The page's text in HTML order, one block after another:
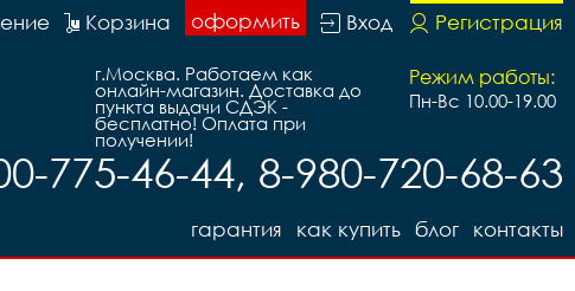
Регистрация
Вход
оформить
Корзина
Режим работы:
Пн-Вс 10.00-19.00
г.Москва. Работаем как
онлайн-магазин. Доставка до
пункта выдачи СДЭК -
бесплатно! Оплата при
получении!
775-46-44, 8-980-720-68-63
контакты
блог
как купить
гарантия